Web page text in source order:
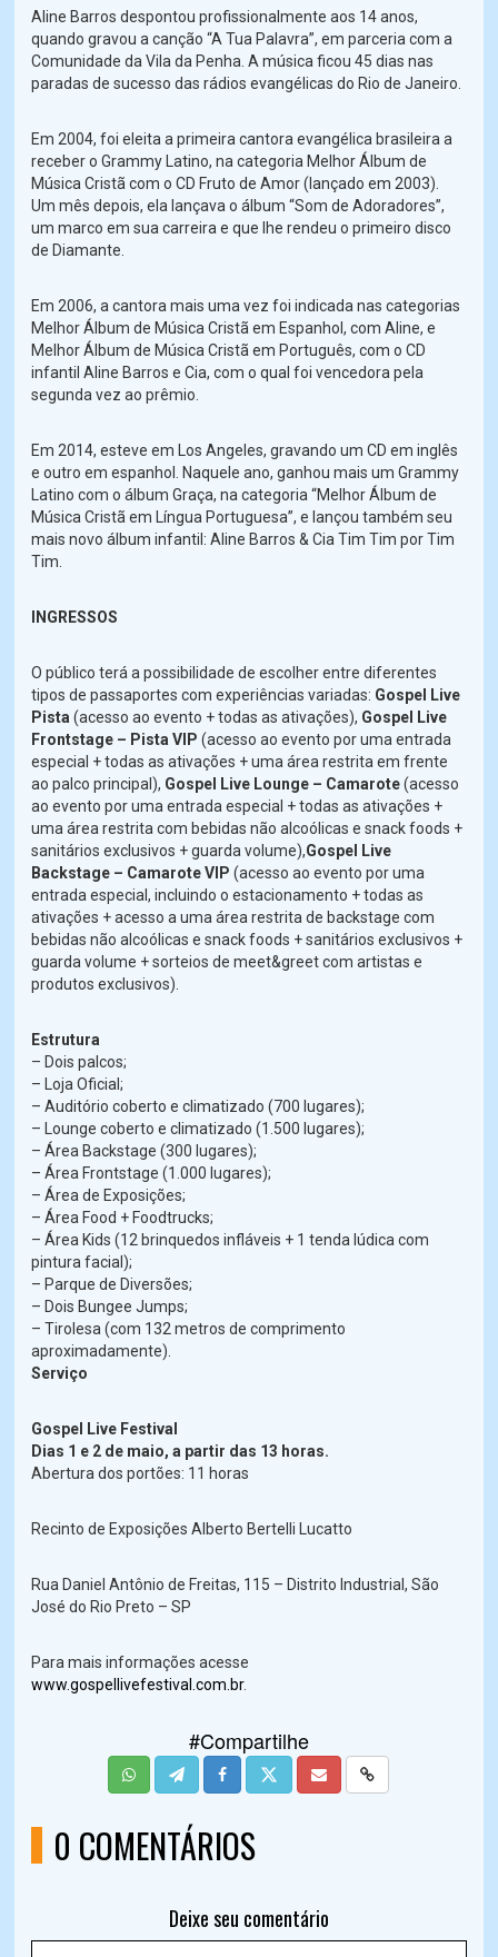
Aline Barros despontou profissionalmente aos 14 anos,
quando gravou a canção “A Tua Palavra”, em parceria com a
Comunidade da Vila da Penha. A música ficou 45 dias nas
paradas de sucesso das rádios evangélicas do Rio de Janeiro.
Em 2004, foi eleita a primeira cantora evangélica brasileira a
receber o Grammy Latino, na categoria Melhor Álbum de
Música Cristã com o CD Fruto de Amor (lançado em 2003).
Um mês depois, ela lançava o álbum “Som de Adoradores”,
um marco em sua carreira e que lhe rendeu o primeiro disco
de Diamante.
Em 2006, a cantora mais uma vez foi indicada nas categorias
Melhor Álbum de Música Cristã em Espanhol, com Aline, e
Melhor Álbum de Música Cristã em Português, com o CD
infantil Aline Barros e Cia, com o qual foi vencedora pela
segunda vez ao prêmio.
Em 2014, esteve em Los Angeles, gravando um CD em inglês
e outro em espanhol. Naquele ano, ganhou mais um Grammy
Latino com o álbum Graça, na categoria “Melhor Álbum de
Música Cristã em Língua Portuguesa”, e lançou também seu
mais novo álbum infantil: Aline Barros & Cia Tim Tim por Tim
Tim.
INGRESSOS
O público terá a possibilidade de escolher entre diferentes
tipos de passaportes com experiências variadas: Gospel Live
Pista(acesso ao evento + todas as ativações), Gospel Live
Frontstage – Pista VIP (acesso ao evento por uma entrada
especial + todas as ativações + uma área restrita em frente
ao palco principal), Gospel Live Lounge – Camarote(acesso
ao evento por uma entrada especial + todas as ativações +
uma área restrita com bebidas não alcoólicas e snack foods +
sanitários exclusivos + guarda volume),Gospel Live
Backstage – Camarote VIP(acesso ao evento por uma
entrada especial, incluindo o estacionamento + todas as
ativações + acesso a uma área restrita de backstage com
bebidas não alcoólicas e snack foods + sanitários exclusivos +
guarda volume + sorteios de meet&greet com artistas e
produtos exclusivos).
Estrutura
– Dois palcos;
– Loja Oficial;
– Auditório coberto e climatizado (700 lugares);
– Lounge coberto e climatizado (1.500 lugares);
– Área Backstage (300 lugares);
– Área Frontstage (1.000 lugares);
– Área de Exposições;
– Área Food + Foodtrucks;
– Área Kids (12 brinquedos infláveis + 1 tenda lúdica com
pintura facial);
– Parque de Diversões;
– Dois Bungee Jumps;
– Tirolesa (com 132 metros de comprimento
aproximadamente).
Serviço
Gospel Live Festival
Dias 1 e 2 de maio, a partir das 13 horas.
Abertura dos portões: 11 horas
Recinto de Exposições Alberto Bertelli Lucatto
Rua Daniel Antônio de Freitas, 115 – Distrito Industrial, São
José do Rio Preto – SP
Para mais informações acesse
www.gospellivefestival.com .br.
#Compartilhe
0 COMENTÁRIOS
Deixe seu comentário